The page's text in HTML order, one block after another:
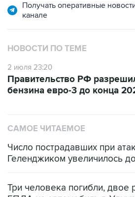
НОВОСТИ ПО ТЕМЕ
2 июля 23:20
бензина евро-3 до конца
Число пострадавших при
Три человека погибли, двое